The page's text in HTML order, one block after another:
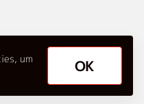
um
OK
Rechte